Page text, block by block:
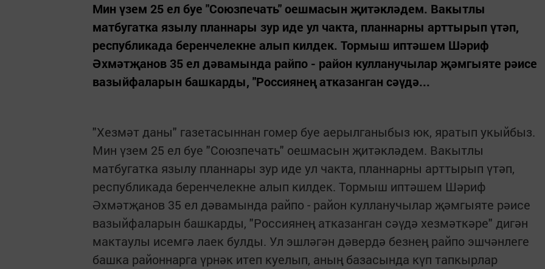
Мин үзем 25 ел буе "Союзпечать" оешмасын җитәкләдем. Вакытлы
матбугатка язылу планнары зур иде ул чакта, планнарны арттырып үтәп,
республикада беренчелекне алып килдек. Тормыш иптәшем Шәриф
Әхмәтҗанов 35 ел дәвамында райпо - район кулланучылар җәмгыяте рәисе
вазыйфаларын башкарды, "Россиянең атказанган сәүдә...
"Хезмәт даны" газетасыннан гомер буе аерылганыбыз юк, яратып укыйбыз.
Мин үзем 25 ел буе "Союзпечать" оешмасын җитәкләдем. Вакытлы
матбугатка язылу планнары зур иде ул чакта, планнарны арттырып үтәп,
республикада беренчелекне алып килдек. Тормыш иптәшем Шәриф
Әхмәтҗанов 35 ел дәвамында райпо - район кулланучылар җәмгыяте рәисе
вазыйфаларын башкарды, "Россиянең атказанган сәүдә хезмәткәре" дигән
мактаулы исемгә лаек булды. Ул эшләгән дәвердә безнең райпо эшчәнлеге
башка районнарга үрнәк итеп куелып, аның базасында күп тапкырлар